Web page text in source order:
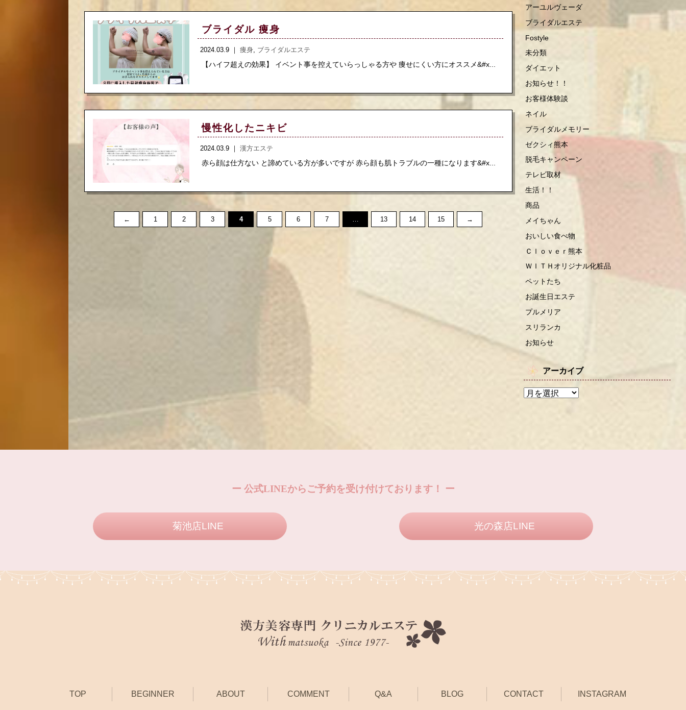
ブライダル 痩身
2024.03.9 ｜痩身, ブライダルエステ
【ハイフ超えの効果】 イベント事を控えていらっしゃる方や 痩せにくい方にオススメ&#x...
慢性化したニキビ
2024.03.9 ｜漢方エステ
赤ら顔は仕方ない と諦めている方が多いですが 赤ら顔も肌トラブルの一種になります&#x...
← 1 2 3 4 5 6 7 13 14 15 →
アーユルヴェーダ
ブライダルエステ
Fostyle
未分類
ダイエット
お知らせ！！
お客様体験談
ネイル
ブライダルメモリー
ゼクシィ熊本
脱毛キャンペーン
テレビ取材
生活！！
商品
メイちゃん
おいしい食べ物
Ｃｌｏｖｅｒ熊本
ＷＩＴＨオリジナル化粧品
ペットたち
お誕生日エステ
プルメリア
スリランカ
お知らせ
アーカイブ
ー 公式LINEからご予約を受け付けております！ ー
菊池店LINE 光の森店LINE
TOP BEGINNER ABOUT COMMENT Q&A BLOG CONTACT INSTAGRAM